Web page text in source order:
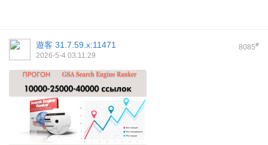
8085#
遊客 31.7.59.x:11471
2026-5-4 03:11:29